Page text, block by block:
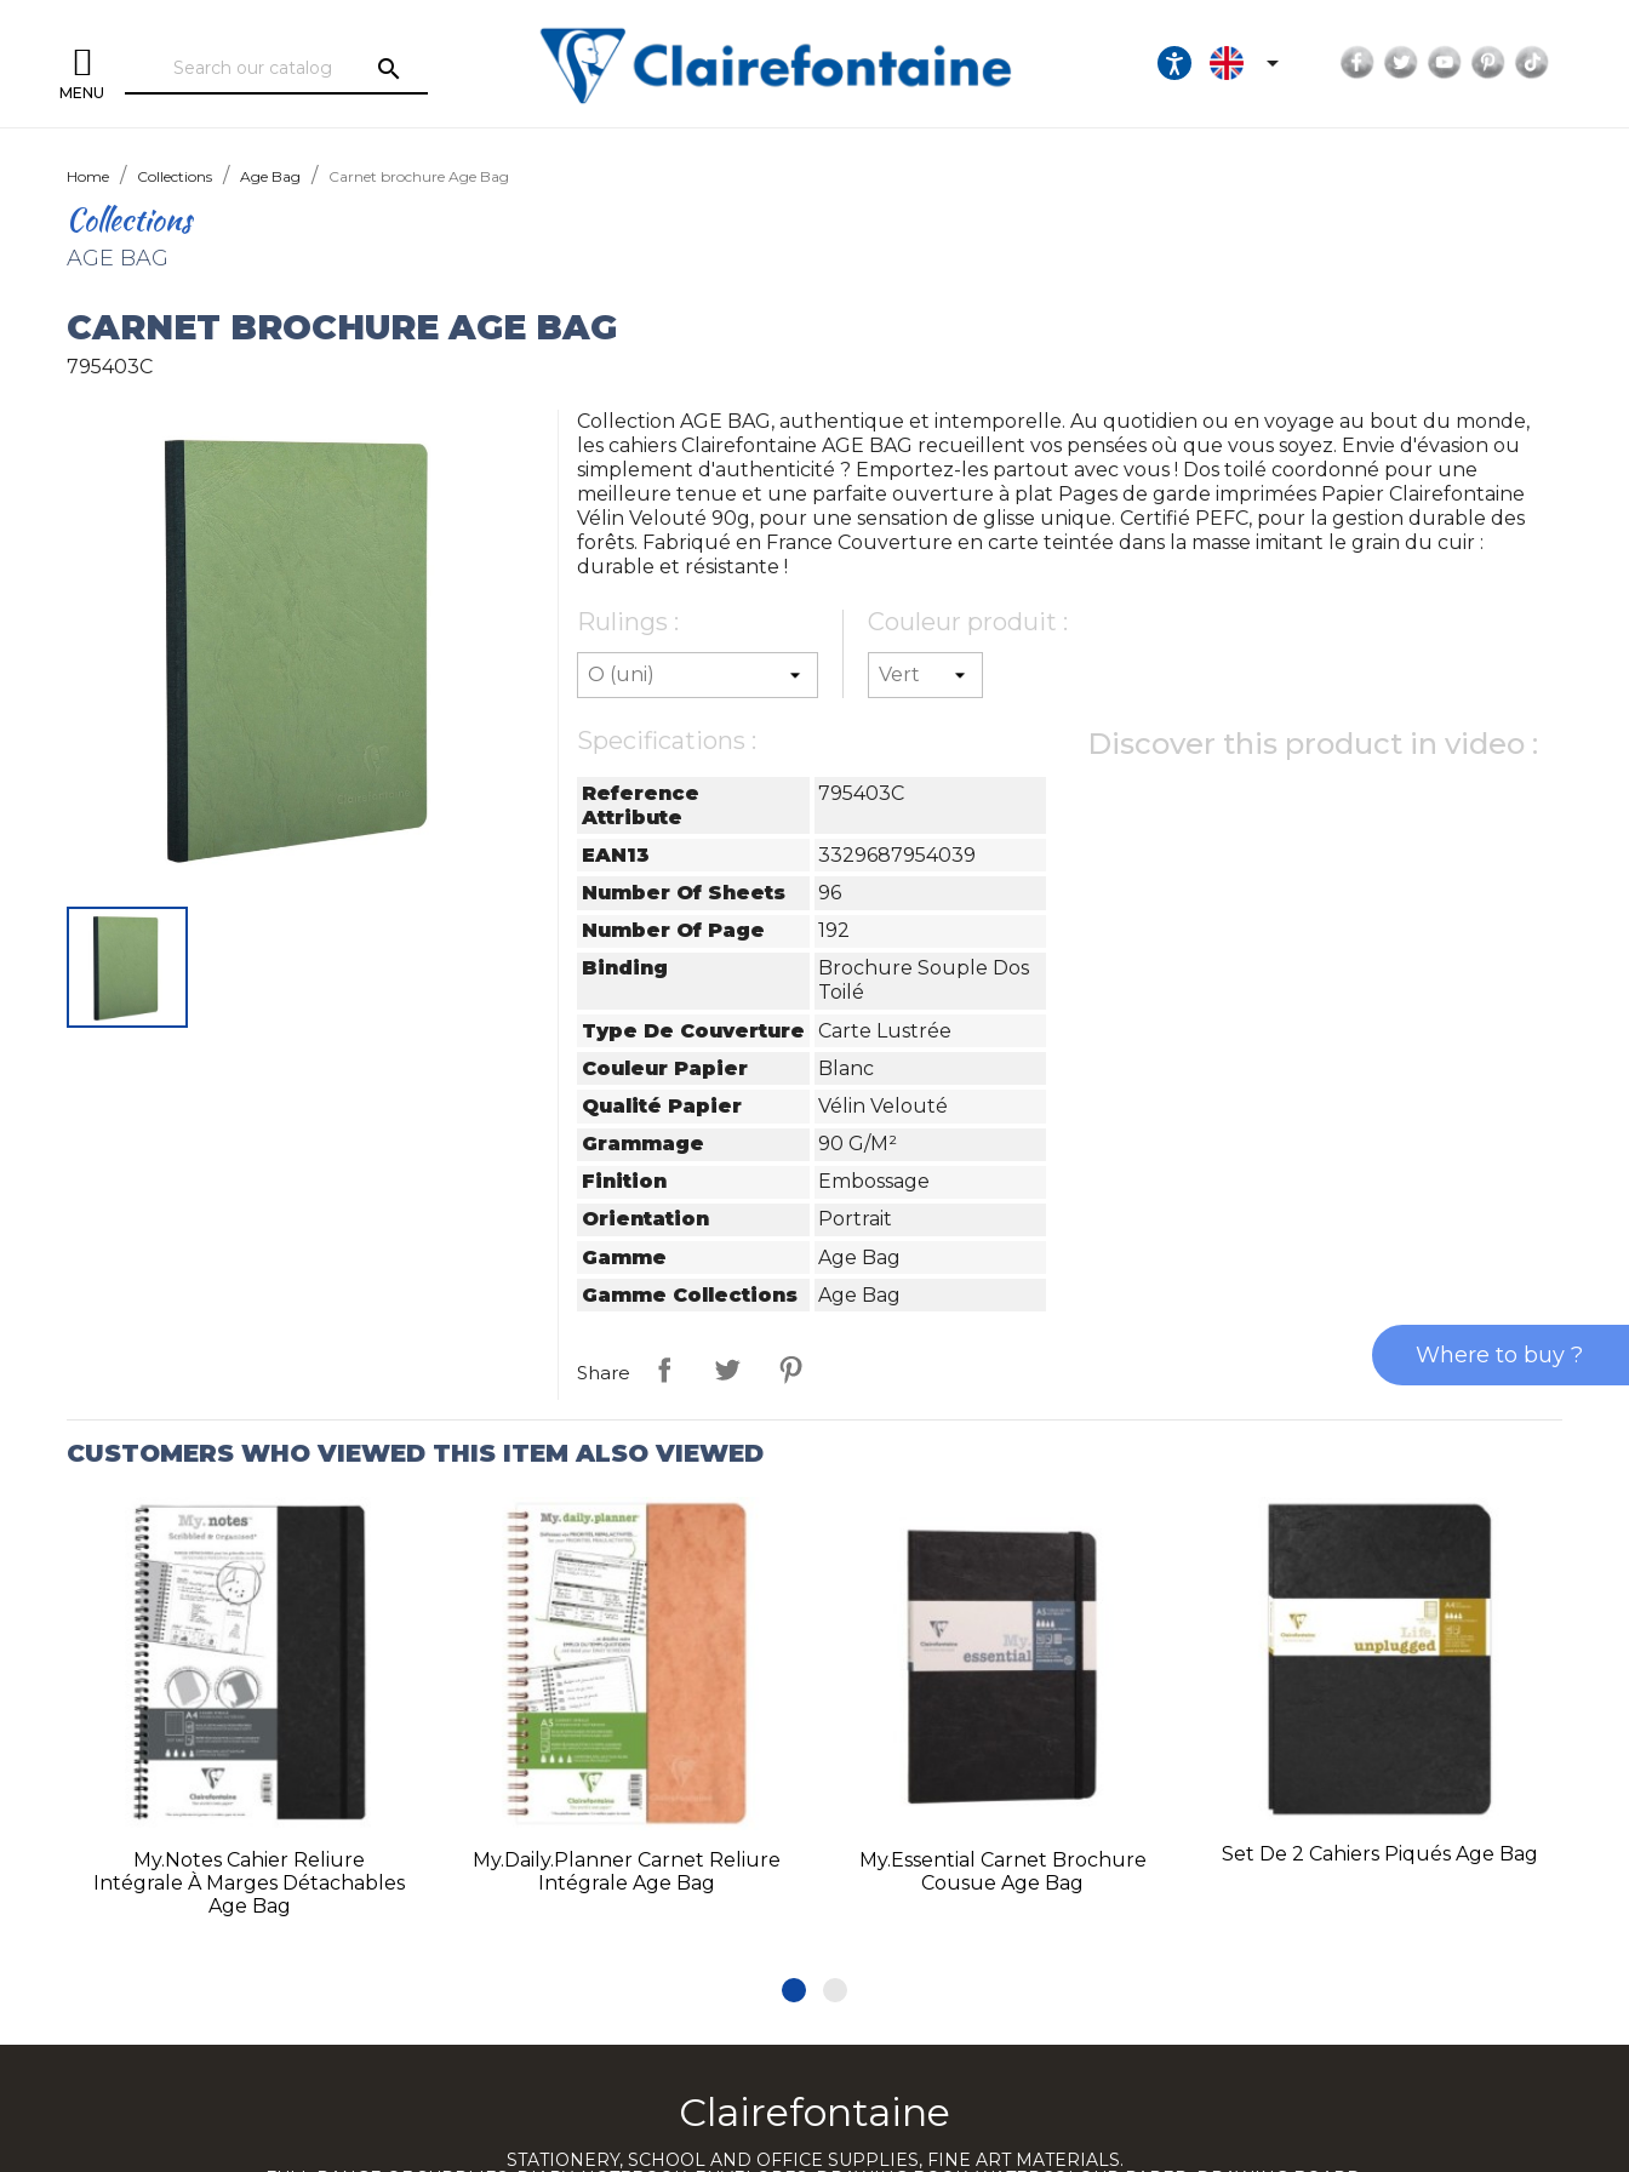
MENU
search  Facebook
TwitterYouTubePinterest
Home Collections Age Bag Carnet brochure Age Bag
Collections
AGE BAG
CARNET BROCHURE AGE BAG
795403C
Collection AGE BAG, authentique et intemporelle. Au quotidien ou en voyage au bout du monde,
les cahiers Clairefontaine AGE BAG recueillent vos pensées où que vous soyez. Envie d'évasion ou
simplement d'authenticité ? Emportez-les partout avec vous ! Dos toilé coordonné pour une
meilleure tenue et une parfaite ouverture à plat Pages de garde imprimées Papier Clairefontaine
Vélin Velouté 90g, pour une sensation de glisse unique. Certifié PEFC, pour la gestion durable des
forêts. Fabriqué en France Couverture en carte teintée dans la masse imitant le grain du cuir :
durable et résistante !
Rulings : Couleur produit :
Specifications :
Reference
Attribute
795403C
EAN13
3329687954039
Number Of Sheets
96
Number Of Page
192
Binding
Brochure Souple Dos
Toilé
Type De Couverture
Carte Lustrée
Couleur Papier
Blanc
Qualité Papier
Vélin Velouté
Grammage
90 G/m²
Finition
Embossage
Orientation
Portrait
Gamme
Age Bag
Gamme Collections
Age Bag
Share
Discover this product in video :
CUSTOMERS WHO VIEWED THIS ITEM ALSO VIEWED
My.Notes Cahier Reliure
Intégrale À Marges Détachables
Age Bag
My.daily.planner Carnet Reliure
Intégrale Age Bag
My.Essential Carnet Brochure
Cousue Age Bag
Set De 2 Cahiers Piqués Age Bag
Clairefontaine
STATIONERY, SCHOOL AND OFFICE SUPPLIES, FINE ART MATERIALS.
Where to buy ?